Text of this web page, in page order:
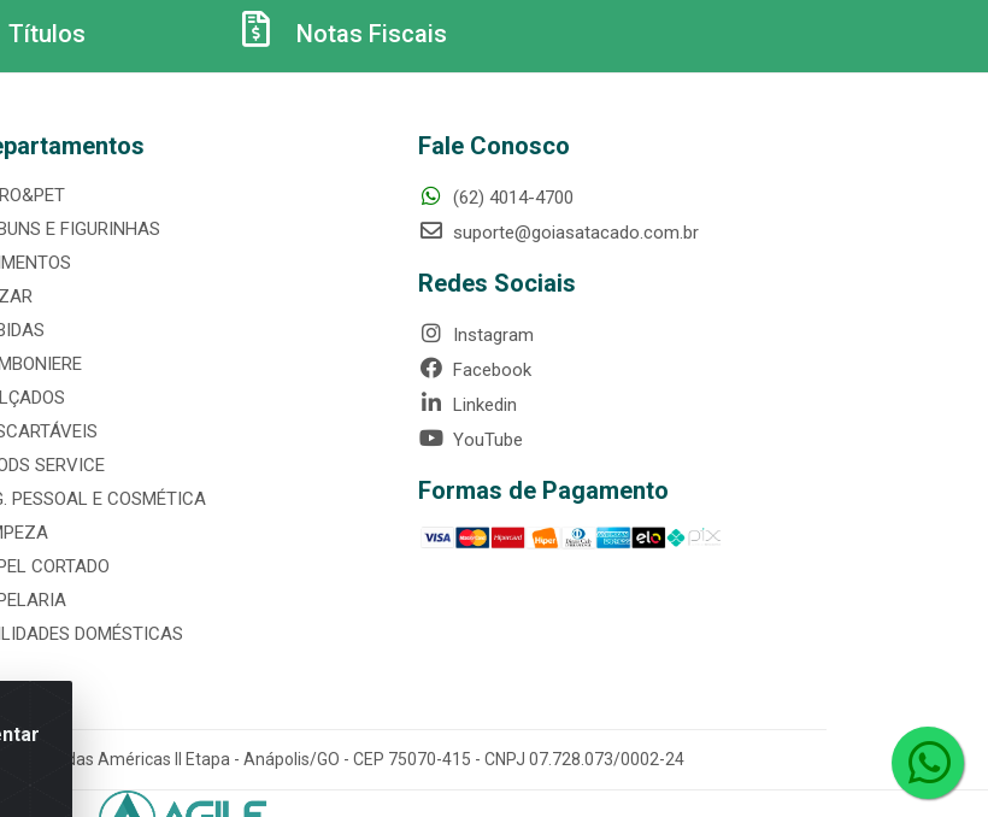
Títulos Notas Fiscais
E FIGURINHAS
SERVICE
PESSOAL E COSMÉTICA
CORTADO
DOMÉSTICAS
Fale Conosco
(62) 4014-4700
suporte@goiasatacado.com.br
Redes Sociais
Instagram
Facebook
Linkedin
YouTube
Formas de Pagamento
das Américas II Etapa - Anápolis/GO - CEP 75070-415 - CNPJ 07.728.073/0002-24